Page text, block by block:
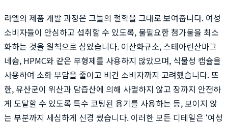
라엘의 제품 개발 과정은 그들의 철학을 그대로 보여줍니다. 여성
소비자들이 안심하고 섭취할 수 있도록, 불필요한 첨가물을 최소
화하는 것을 원칙으로 삼았습니다. 이산화규소, 스테아린산마그
네슘, HPMC와 같은 부형제를 사용하지 않았으며, 식물성 캡슐을
사용하여 소화 부담을 줄이고 비건 소비자까지 고려했습니다. 또
한, 유산균이 위산과 담즙산에 의해 사멸하지 않고 장까지 안전하
게 도달할 수 있도록 특수 코팅된 용기를 사용하는 등, 보이지 않
는 부분까지 세심하게 신경 썼습니다. 이러한 모든 디테일은 ‘여성